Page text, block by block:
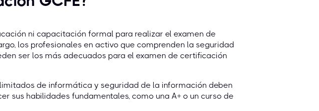
ni capacitación formal para realizar el examen de
los profesionales en activo que comprenden la seguridad
ser los más adecuados para el examen de certificación
de informática y seguridad de la información deben
sus habilidades fundamentales, como una A+ o un curso de